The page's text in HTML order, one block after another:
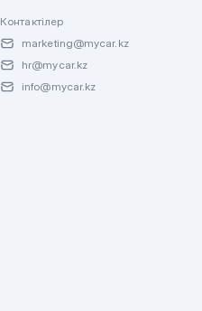
Контактілер
marketing@mycar.kz
hr@mycar.kz
info@mycar.kz